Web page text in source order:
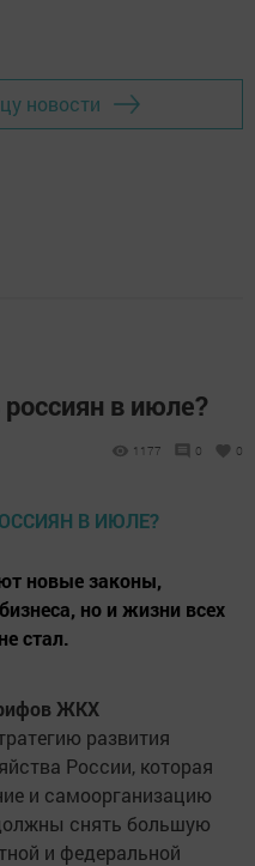
новости
в июле?
1177 0 0
новые законы,
но и жизни всех
стал.
ЖКХ
развития
России, которая
и самоорганизацию
снять большую
и федеральной